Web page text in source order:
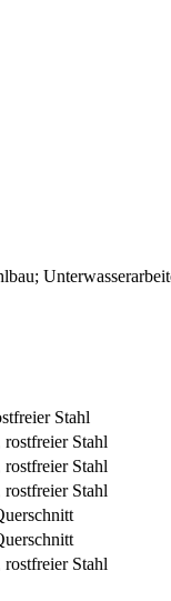
Stahl
Stahl
Stahl
Stahl
Stahl